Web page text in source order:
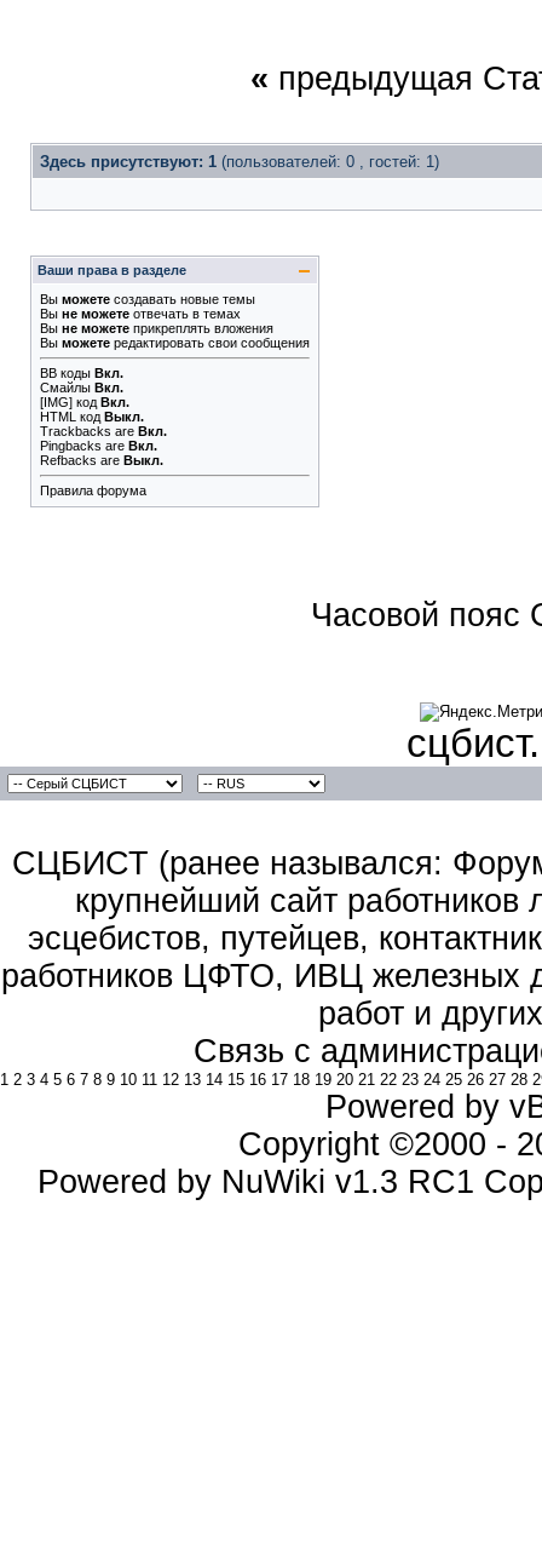
« предыдущая
Здесь присутствуют: 1 (пользователей: 0 , гостей: 1)
Ваши права в разделе
Вы можете создавать новые темы
Вы не можете отвечать в темах
Вы не можете прикреплять вложения
Вы можете редактировать свои сообщения
BB коды Вкл.
Смайлы Вкл.
[IMG] код Вкл.
HTML код Выкл.
Trackbacks are Вкл.
Pingbacks are Вкл.
Refbacks are Выкл.
Правила форума
Часовой пояс
СЦБИСТ (ранее назывался:
крупнейший сайт работников
эсцебистов, путейцев,
работников ЦФТО, ИВЦ железных
работ и
Связь с
1 2 3 4 5 6 7 8 9 10 11 12 13 14 15 16 17 18 19 20 21 22 23 24 25 26 27 28
Powered by
Copyright ©2000 -
Powered by NuWiki v1.3 RC1